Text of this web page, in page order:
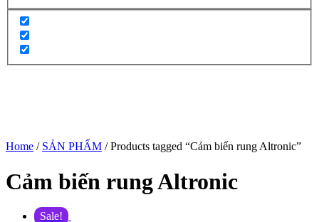
Home / SẢN PHẨM / Products tagged “Cảm biến rung Altronic”
Cảm biến rung Altronic
Sale!